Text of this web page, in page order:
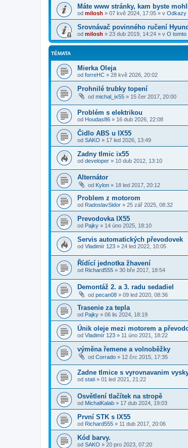
Máte www stránky, kam byste
od milosh » 07 kvě 2024, 17:05 » v Odkazy
Srovnávač povinného ručení
od milosh » 23 dub 2019, 14:24 » v O tomto
TÉMATA
Mierka Oleja
od forreHC » 28 kvě 2026, 20:02
Prohnilé trubky topení
od michal_ix55 » 15 čer 2017, 20:00
Problém s elektrikou
od Houdas86 » 16 dub 2026, 22:08
Čidlo ABS u IX55
od SAKO » 17 led 2026, 13:49
Zadny tlmic ix55
od developer » 10 dub 2012, 13:10
Alternátor
od Kylon » 18 led 2017, 20:12
Problem z motorom
od RadoslavSidor » 25 zář 2025, 08:32
Prevodovka IX55
od Pajky » 14 úno 2025, 18:10
Servis automatických převodovek
od Vladimír 123 » 24 led 2022, 10:05
Řídící jednotka žhavení
od Richard555 » 30 bře 2017, 18:54
Demontáž 2. a 3. radu sedadiel
od pecan08 » 09 led 2020, 08:36
Trasenie za tepla
od Pajky » 06 lis 2024, 18:19
Únik oleje mezi motorem a
od Vladimír 123 » 11 úno 2021, 18:22
výměna řemene a volnoběžky
od Corrado » 12 črc 2015, 17:35
Zadne tlmice s vyrovnavanim
od stati » 01 led 2021, 21:22
Osvětlení tlačítek na stropě
od MichalKalab » 17 dub 2024, 19:03
První STK s IX55
od Richard555 » 11 dub 2017, 20:06
Kód barvy.
od SAKO » 20 pro 2023, 07:20